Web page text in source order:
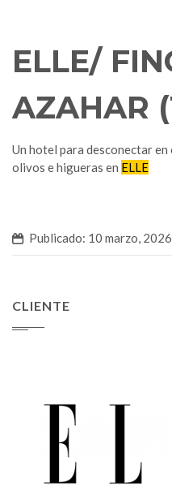
ELLE/
AZAHAR
Un hotel para desconectar
olivos e higueras en ELLE
Publicado: 10 marzo, 2026
CLIENTE